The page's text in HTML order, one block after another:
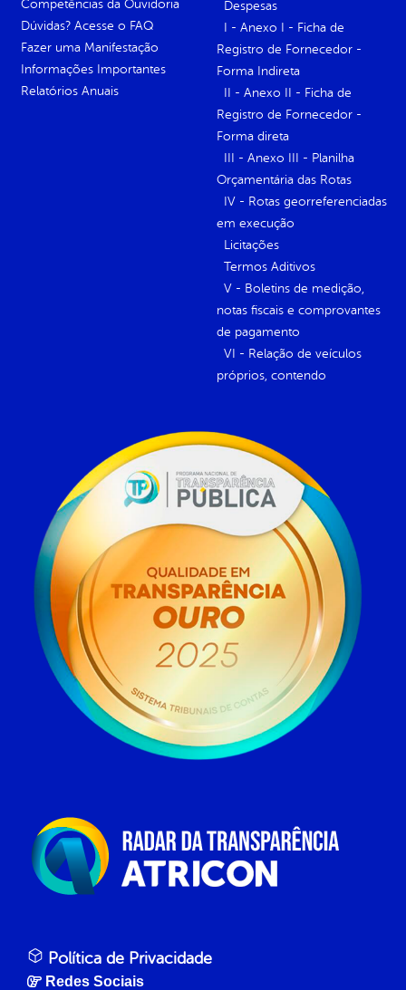
Competências da Ouvidoria
Dúvidas? Acesse o FAQ
Fazer uma Manifestação
Informações Importantes
Relatórios Anuais
Despesas
I - Anexo I - Ficha de
Registro de Fornecedor -
Forma Indireta
II - Anexo II - Ficha de
Registro de Fornecedor -
Forma direta
III - Anexo III - Planilha
Orçamentária das Rotas
IV - Rotas georreferenciadas
em execução
Licitações
Termos Aditivos
V - Boletins de medição,
notas fiscais e comprovantes
de pagamento
VI - Relação de veículos
próprios, contendo
Política de Privacidade
Redes Sociais